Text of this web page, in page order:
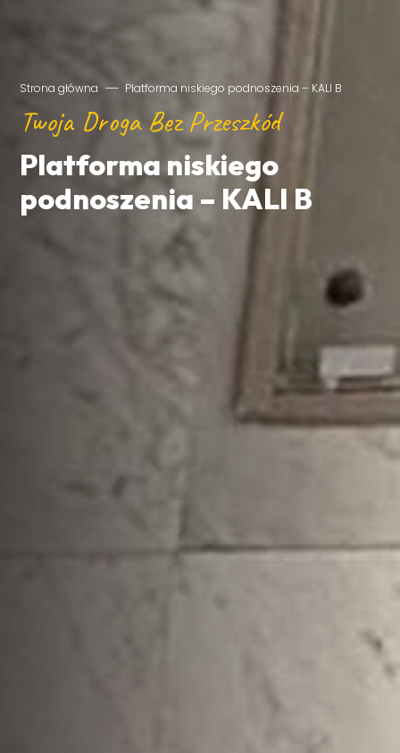
Strona główna Platforma niskiego podnoszenia – KALI B
Twoja Droga Bez Przeszkód
Platforma niskiego
podnoszenia – KALI B